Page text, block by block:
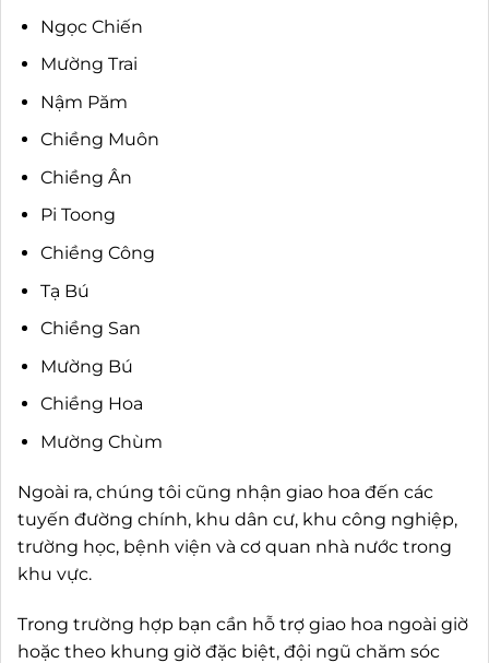
Ngọc Chiến
Mường Trai
Nậm Păm
Chiềng Muôn
Chiềng Ân
Pi Toong
Chiềng Công
Tạ Bú
Chiềng San
Mường Bú
Chiềng Hoa
Mường Chùm
Ngoài ra, chúng tôi cũng nhận giao hoa đến các
tuyến đường chính, khu dân cư, khu công nghiệp,
trường học, bệnh viện và cơ quan nhà nước trong
khu vực.
Trong trường hợp bạn cần hỗ trợ giao hoa ngoài giờ
hoặc theo khung giờ đặc biệt, đội ngũ chăm sóc